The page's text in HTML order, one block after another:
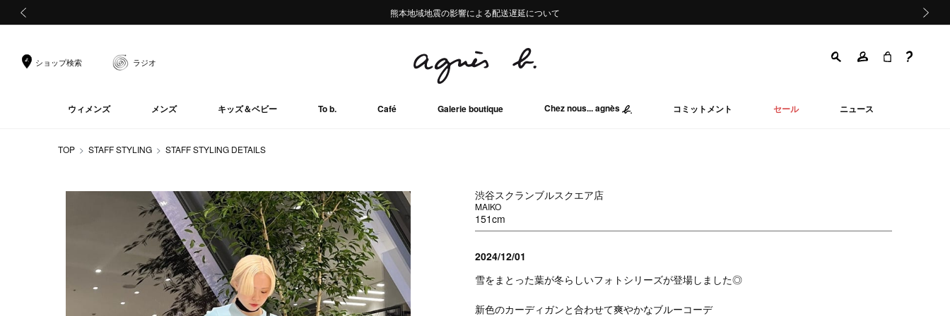
熊本地域地震の影響による配送遅延について
Summer Sale 2buy10%OFF!!
熊本地域地震の影響による配送遅延について
Summer Sale 2buy10%OFF!!
ショップ検索 ラジオ
ウィメンズ メンズ キッズ＆ベビー To b. Café Galerie boutique Chez nous... agnès コミットメント セール ニュース
TOP STAFF STYLING STAFF STYLING DETAILS
渋谷スクランブルスクエア店
MAIKO
151cm
2024/12/01
雪をまとった葉が冬らしいフォトシリーズが登場しました◎
新色のカーディガンと合わせて爽やかなブルーコーデ